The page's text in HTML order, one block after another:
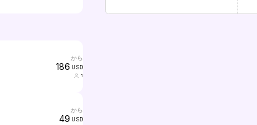
から
186 USD
1
から
49 USD